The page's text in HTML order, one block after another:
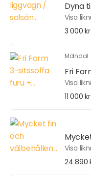
Dyna
Visa
3 000 kr
Mölndal
Fri
Visa
11 000 kr
Visa
24 890